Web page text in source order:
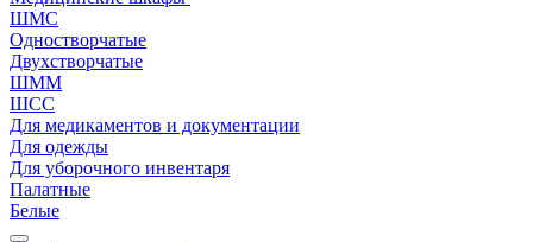
ШМС
Одностворчатые
Двухстворчатые
ШММ
ШСС
Для медикаментов и документации
Для одежды
Для уборочного инвентаря
Палатные
Белые